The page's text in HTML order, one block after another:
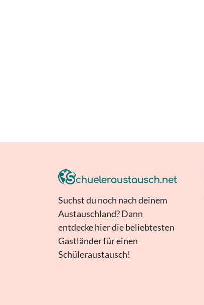
Suchst du noch nach deinem
Austauschland? Dann
entdecke hier die beliebtesten
Gastländer für einen
Schüleraustausch!